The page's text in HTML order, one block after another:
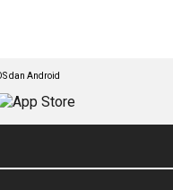
dan Android